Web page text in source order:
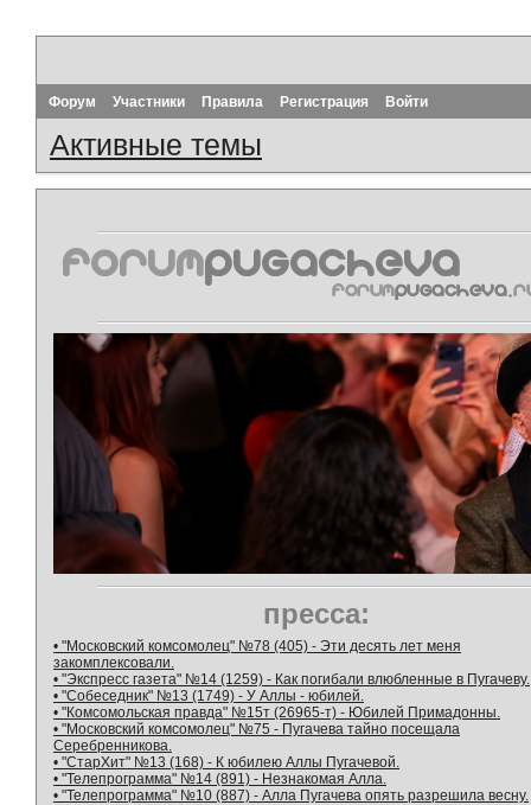
Форум Участники Правила Регистрация Войти
Активные темы
пресса:
• "Московский комсомолец" №78 (405) - Эти десять лет меня
закомплексовали.
• "Экспресс газета" №14 (1259) - Как погибали влюбленные в Пугачеву.
• "Собеседник" №13 (1749) - У Аллы - юбилей.
• "Комсомольская правда" №15т (26965-т) - Юбилей Примадонны.
• "Московский комсомолец" №75 - Пугачева тайно посещала
Серебренникова.
• "СтарХит" №13 (168) - К юбилею Аллы Пугачевой.
• "Телепрограмма" №14 (891) - Незнакомая Алла.
• "Телепрограмма" №10 (887) - Алла Пугачева опять разрешила весну.